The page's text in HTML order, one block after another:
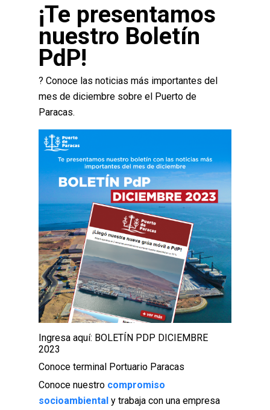
¡Te presentamos
nuestro Boletín
PdP!
? Conoce las noticias más importantes del
mes de diciembre sobre el Puerto de
Paracas.
Ingresa aquí: BOLETÍN PDP DICIEMBRE
2023
Conoce terminal Portuario Paracas
Conoce nuestro compromiso
socioambiental y trabaja con una empresa